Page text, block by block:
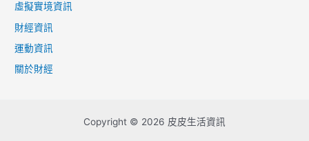
虛擬實境資訊
財經資訊
運動資訊
關於財經
Copyright © 2026 皮皮生活資訊